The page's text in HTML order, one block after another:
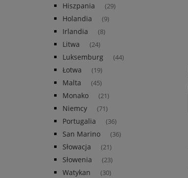
Hiszpania (29)
Holandia (9)
Irlandia (8)
Litwa (24)
Luksemburg (44)
Łotwa (19)
Malta (45)
Monako (21)
Niemcy (71)
Portugalia (36)
San Marino (36)
Słowacja (21)
Słowenia (23)
Watykan (30)